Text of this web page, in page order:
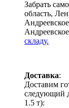
Забрать
область,
складу.
Доставка:
Доставим
следующий
1.5 т):